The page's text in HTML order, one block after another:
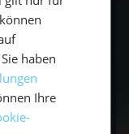
auf das Foto
ist
Die
haben
Ihre